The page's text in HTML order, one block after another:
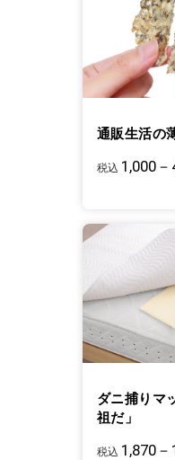
通販生活の
税込 1,000－
ダニ捕りマ
祖だ」
税込 1,870